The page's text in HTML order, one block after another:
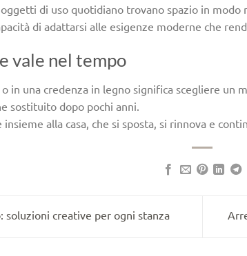
di uso quotidiano trovano spazio in modo
di adattarsi alle esigenze moderne che
vale nel tempo
in una credenza in legno significa scegliere un
sostituito dopo pochi anni.
insieme alla casa, che si sposta, si rinnova e
soluzioni creative per ogni stanza